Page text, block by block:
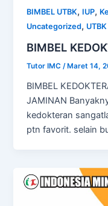
BIMBEL UTBK, IUP,
Uncategorized,
BIMBEL
Tutor IMC /Maret 14,
BIMBEL
JAMINAN
kedokteran
ptn favorit. selain